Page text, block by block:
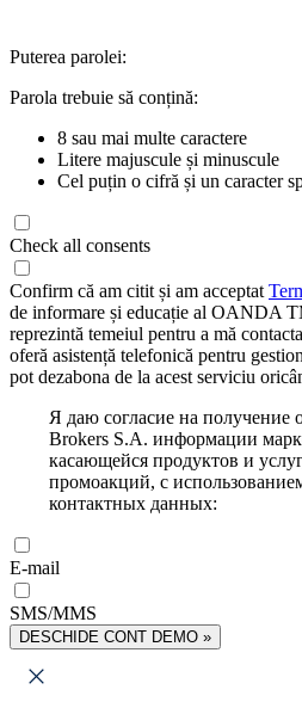
Puterea parolei:
Parola trebuie să conțină:
8 sau mai multe caractere
Litere majuscule și minuscule
Cel puțin o cifră și un caracter
Check all consents
Confirm că am citit și am acceptat
de informare și educație al OANDA
reprezintă temeiul pentru a mă
oferă asistență telefonică pentru
pot dezabona de la acest serviciu
Я даю согласие на
Brokers S.A. информации
касающейся продуктов и
промоакций, с
контактных данных:
E-mail
SMS/MMS
DESCHIDE CONT DEMO »